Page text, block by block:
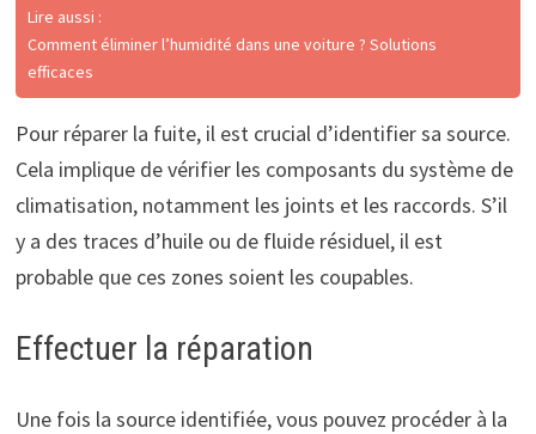
Lire aussi :
Comment éliminer l’humidité dans une voiture ? Solutions
efficaces
Pour réparer la fuite, il est crucial d’identifier sa source.
Cela implique de vérifier les composants du système de
climatisation, notamment les joints et les raccords. S’il
y a des traces d’huile ou de fluide résiduel, il est
probable que ces zones soient les coupables.
Effectuer la réparation
Une fois la source identifiée, vous pouvez procéder à la